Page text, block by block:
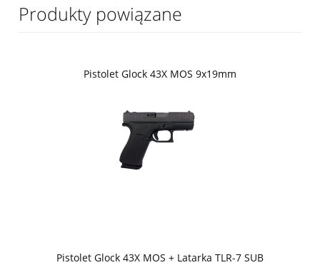
Produkty powiązane
Pistolet Glock 43X MOS 9x19mm
Pistolet Glock 43X MOS + Latarka TLR-7 SUB